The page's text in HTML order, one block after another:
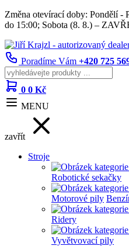
Změna otevírací doby: Pondělí
do 15:00; Sobota (8. 8.) –
Poradíme Vám +420 725
0 0 Kč
MENU
zavřít
Stroje
Robotické sekačky
Motorové pily
Ridery
Vyvětvovací pily